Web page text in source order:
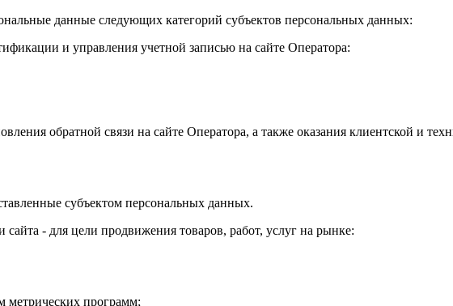
данные следующих категорий субъектов персональных данных:
и управления учетной записью на сайте Оператора:
обратной связи на сайте Оператора, а также оказания клиентской и
субъектом персональных данных.
- для цели продвижения товаров, работ, услуг на рынке:
метрических программ;